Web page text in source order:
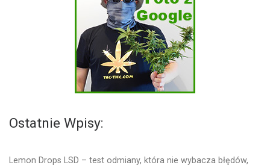
Ostatnie Wpisy:
Lemon Drops LSD – test odmiany, która nie wybacza błędów,